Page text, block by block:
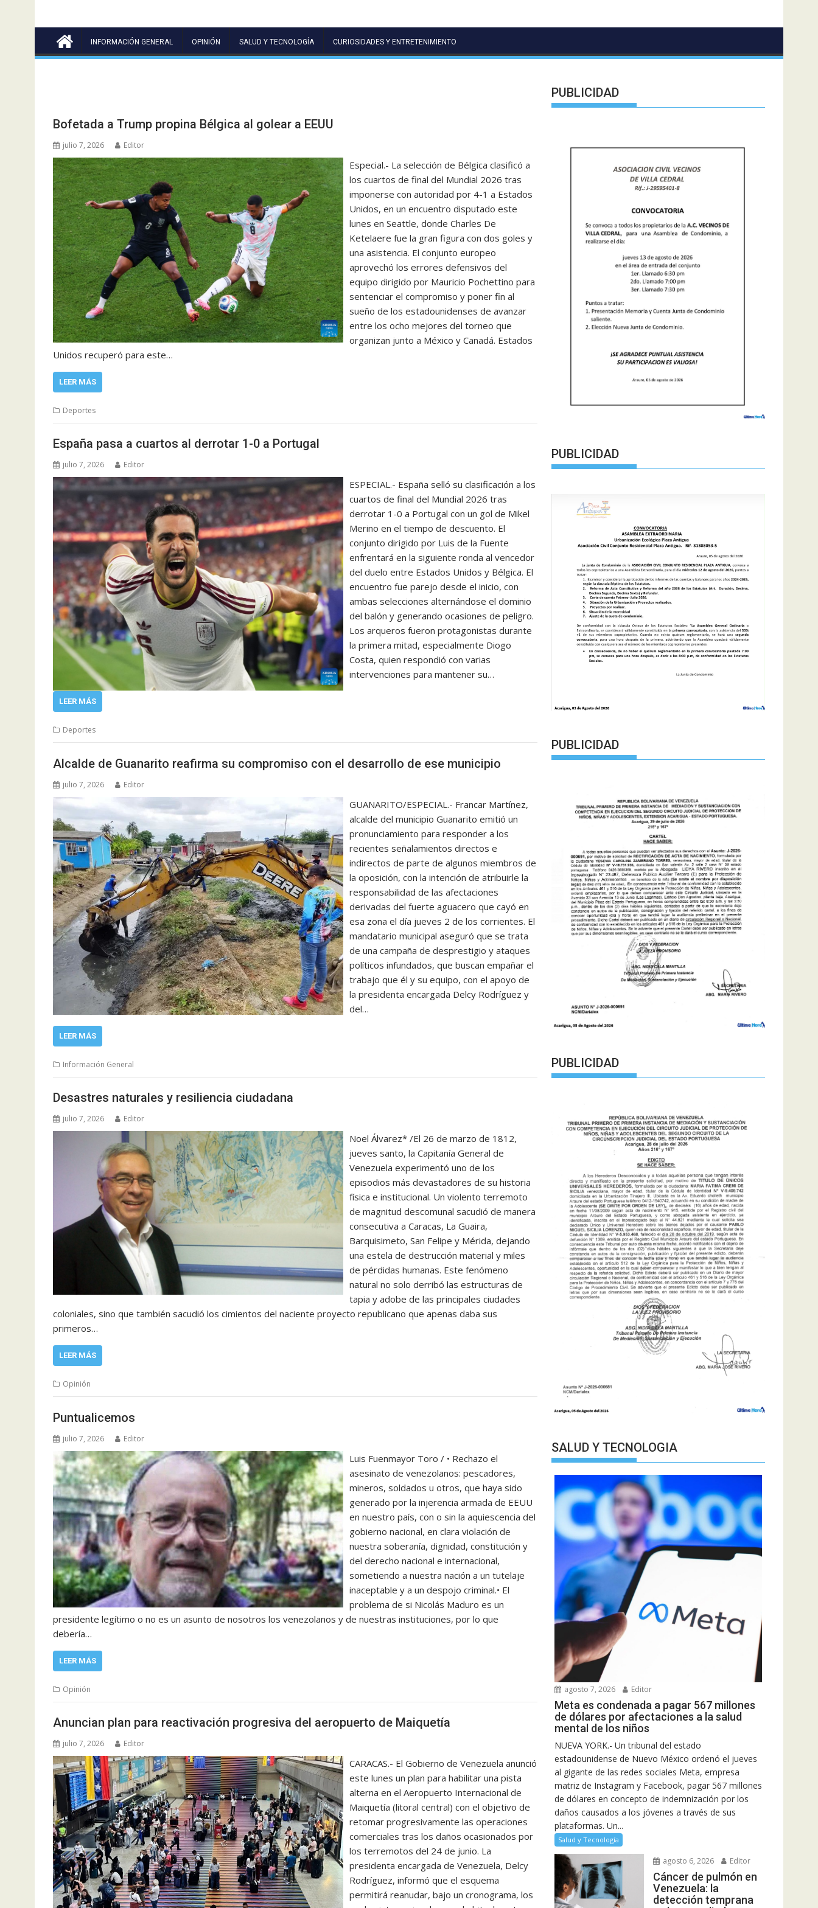
INFORMACIÓN GENERAL OPINIÓN SALUD Y TECNOLOGÍA CURIOSIDADES Y ENTRETENIMIENTO
Bofetada a Trump propina Bélgica al golear a EEUU
julio 7, 2026 Editor
Especial.- La selección de Bélgica clasificó a
los cuartos de final del Mundial 2026 tras
imponerse con autoridad por 4-1 a Estados
Unidos, en un encuentro disputado este
lunes en Seattle, donde Charles De
Ketelaere fue la gran figura con dos goles y
una asistencia. El conjunto europeo
aprovechó los errores defensivos del
equipo dirigido por Mauricio Pochettino para
sentenciar el compromiso y poner fin al
sueño de los estadounidenses de avanzar
entre los ocho mejores del torneo que
organizan junto a México y Canadá. Estados
Unidos recuperó para este…
LEER MÁS
Deportes
España pasa a cuartos al derrotar 1-0 a Portugal
julio 7, 2026 Editor
ESPECIAL.- España selló su clasificación a los
cuartos de final del Mundial 2026 tras
derrotar 1-0 a Portugal con un gol de Mikel
Merino en el tiempo de descuento. El
conjunto dirigido por Luis de la Fuente
enfrentará en la siguiente ronda al vencedor
del duelo entre Estados Unidos y Bélgica. El
encuentro fue parejo desde el inicio, con
ambas selecciones alternándose el dominio
del balón y generando ocasiones de peligro.
Los arqueros fueron protagonistas durante
la primera mitad, especialmente Diogo
Costa, quien respondió con varias
intervenciones para mantener su…
LEER MÁS
Deportes
Alcalde de Guanarito reafirma su compromiso con el desarrollo de ese municipio
julio 7, 2026 Editor
GUANARITO/ESPECIAL.- Francar Martínez,
alcalde del municipio Guanarito emitió un
pronunciamiento para responder a los
recientes señalamientos directos e
indirectos de parte de algunos miembros de
la oposición, con la intención de atribuirle la
responsabilidad de las afectaciones
derivadas del fuerte aguacero que cayó en
esa zona el día jueves 2 de los corrientes. El
mandatario municipal aseguró que se trata
de una campaña de desprestigio y ataques
políticos infundados, que buscan empañar el
trabajo que él y su equipo, con el apoyo de
la presidenta encargada Delcy Rodríguez y
del…
LEER MÁS
Información General
Desastres naturales y resiliencia ciudadana
julio 7, 2026 Editor
Noel Álvarez* /El 26 de marzo de 1812,
jueves santo, la Capitanía General de
Venezuela experimentó uno de los
episodios más devastadores de su historia
física e institucional. Un violento terremoto
de magnitud descomunal sacudió de manera
consecutiva a Caracas, La Guaira,
Barquisimeto, San Felipe y Mérida, dejando
una estela de destrucción material y miles
de pérdidas humanas. Este fenómeno
natural no solo derribó las estructuras de
tapia y adobe de las principales ciudades
coloniales, sino que también sacudió los cimientos del naciente proyecto republicano que apenas daba sus
primeros…
LEER MÁS
Opinión
Puntualicemos
julio 7, 2026 Editor
Luis Fuenmayor Toro / • Rechazo el
asesinato de venezolanos: pescadores,
mineros, soldados u otros, que haya sido
generado por la injerencia armada de EEUU
en nuestro país, con o sin la aquiescencia del
gobierno nacional, en clara violación de
nuestra soberanía, dignidad, constitución y
del derecho nacional e internacional,
sometiendo a nuestra nación a un tutelaje
inaceptable y a un despojo criminal.• El
problema de si Nicolás Maduro es un
presidente legítimo o no es un asunto de nosotros los venezolanos y de nuestras instituciones, por lo que
debería…
LEER MÁS
Opinión
Anuncian plan para reactivación progresiva del aeropuerto de Maiquetía
julio 7, 2026 Editor
CARACAS.- El Gobierno de Venezuela anunció
este lunes un plan para habilitar una pista
alterna en el Aeropuerto Internacional de
Maiquetía (litoral central) con el objetivo de
retomar progresivamente las operaciones
comerciales tras los daños ocasionados por
los terremotos del 24 de junio. La
presidenta encargada de Venezuela, Delcy
Rodríguez, informó que el esquema
permitirá reanudar, bajo un cronograma, los
PUBLICIDAD
PUBLICIDAD
PUBLICIDAD
PUBLICIDAD
SALUD Y TECNOLOGIA
agosto 7, 2026 Editor
Meta es condenada a pagar 567 millones
de dólares por afectaciones a la salud
mental de los niños
NUEVA YORK.- Un tribunal del estado
estadounidense de Nuevo México ordenó el jueves
al gigante de las redes sociales Meta, empresa
matriz de Instagram y Facebook, pagar 567 millones
de dólares en concepto de indemnización por los
daños causados a los jóvenes a través de sus
plataformas. Un...
Salud y Tecnología
agosto 6, 2026 Editor
Cáncer de pulmón en
Venezuela: la
detección temprana